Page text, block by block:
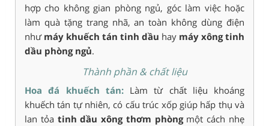
hợp cho không gian phòng ngủ, góc làm việc hoặc
làm quà tặng trang nhã, an toàn không dùng điện
như máy khuếch tán tinh dầu hay máy xông tinh
dầu phòng ngủ.
Thành phần & chất liệu
Hoa đá khuếch tán:Làm từ chất liệu khoáng
khuếch tán tự nhiên, có cấu trúc xốp giúp hấp thụ và
lan tỏa tinh dầu xông thơm phòngmột cách nhẹ